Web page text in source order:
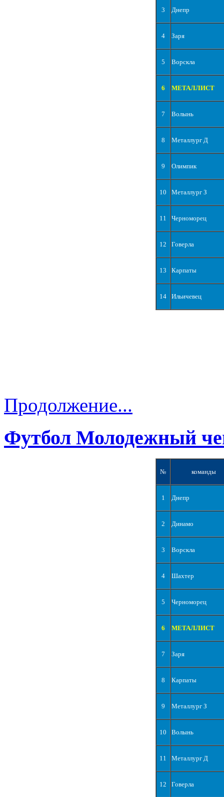
3 Днепр
4 Заря
5 Ворскла
6 МЕТАЛЛИСТ
7 Волынь
8 Металлург Д
9 Олимпик
10 Металлург З
11 Черноморец
12 Говерла
13 Карпаты
14 Ильичевец
Продолжение...
Футбол Молодежный
№ команды
1 Днепр
2 Динамо
3 Ворскла
4 Шахтер
5 Черноморец
6 МЕТАЛЛИСТ
7 Заря
8 Карпаты
9 Металлург З
10 Волынь
11 Металлург Д
12 Говерла